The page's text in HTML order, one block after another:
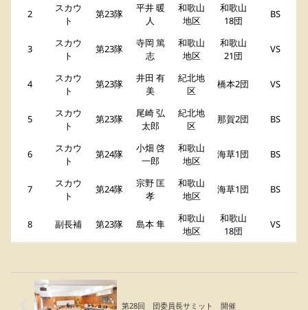
2
スカウ
ト
第23隊
平井 暖
人
和歌山
地区
和歌山
18団
BS
3
スカウ
ト
第23隊
寺岡 篤
志
和歌山
地区
和歌山
21団
VS
4
スカウ
ト
第23隊
井田 有
美
紀北地
区
橋本2団 VS
5
スカウ
ト
第23隊
尾崎 弘
太郎
紀北地
区
那賀2団 BS
6
スカウ
ト
第24隊
小畑 啓
一郎
和歌山
地区
海草1団 BS
7
スカウ
ト
第24隊
宗野 匡
孝
和歌山
地区
海草1団 BS
8 副長補 第23隊 島本 隼
和歌山
地区
和歌山
18団
VS
第28回 団委員長サミット 開催